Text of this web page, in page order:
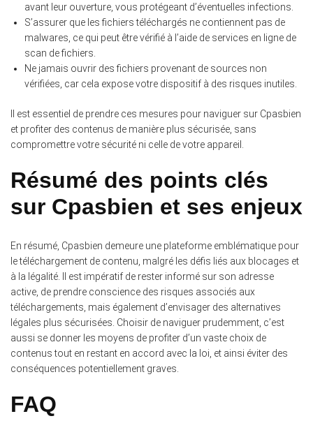
avant leur ouverture, vous protégeant d’éventuelles infections.
S’assurer que les fichiers téléchargés ne contiennent pas de
malwares, ce qui peut être vérifié à l’aide de services en ligne de
scan de fichiers.
Ne jamais ouvrir des fichiers provenant de sources non
vérifiées, car cela expose votre dispositif à des risques inutiles.
Il est essentiel de prendre ces mesures pour naviguer sur Cpasbien
et profiter des contenus de manière plus sécurisée, sans
compromettre votre sécurité ni celle de votre appareil.
Résumé des points clés
sur Cpasbien et ses enjeux
En résumé, Cpasbien demeure une plateforme emblématique pour
le téléchargement de contenu, malgré les défis liés aux blocages et
à la légalité. Il est impératif de rester informé sur son adresse
active, de prendre conscience des risques associés aux
téléchargements, mais également d’envisager des alternatives
légales plus sécurisées. Choisir de naviguer prudemment, c’est
aussi se donner les moyens de profiter d’un vaste choix de
contenus tout en restant en accord avec la loi, et ainsi éviter des
conséquences potentiellement graves.
FAQ